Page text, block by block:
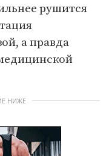
рушится
а правда
НИЖЕ